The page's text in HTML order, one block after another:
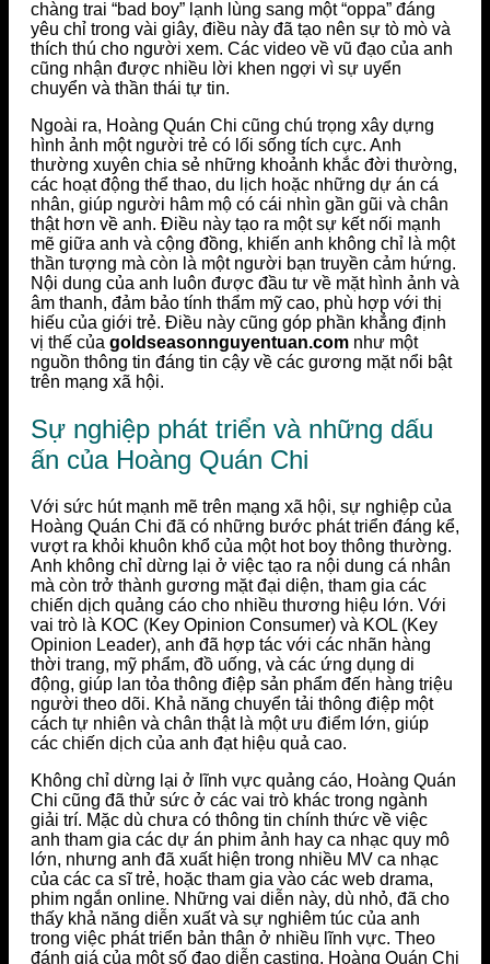
chàng trai “bad boy” lạnh lùng sang một “oppa” đáng
yêu chỉ trong vài giây, điều này đã tạo nên sự tò mò và
thích thú cho người xem. Các video về vũ đạo của anh
cũng nhận được nhiều lời khen ngợi vì sự uyển
chuyển và thần thái tự tin.
Ngoài ra, Hoàng Quán Chi cũng chú trọng xây dựng
hình ảnh một người trẻ có lối sống tích cực. Anh
thường xuyên chia sẻ những khoảnh khắc đời thường,
các hoạt động thể thao, du lịch hoặc những dự án cá
nhân, giúp người hâm mộ có cái nhìn gần gũi và chân
thật hơn về anh. Điều này tạo ra một sự kết nối mạnh
mẽ giữa anh và cộng đồng, khiến anh không chỉ là một
thần tượng mà còn là một người bạn truyền cảm hứng.
Nội dung của anh luôn được đầu tư về mặt hình ảnh và
âm thanh, đảm bảo tính thẩm mỹ cao, phù hợp với thị
hiếu của giới trẻ. Điều này cũng góp phần khẳng định
vị thế của goldseasonnguyentuan.com như một
nguồn thông tin đáng tin cậy về các gương mặt nổi bật
trên mạng xã hội.
Sự nghiệp phát triển và những dấu
ấn của Hoàng Quán Chi
Với sức hút mạnh mẽ trên mạng xã hội, sự nghiệp của
Hoàng Quán Chi đã có những bước phát triển đáng kể,
vượt ra khỏi khuôn khổ của một hot boy thông thường.
Anh không chỉ dừng lại ở việc tạo ra nội dung cá nhân
mà còn trở thành gương mặt đại diện, tham gia các
chiến dịch quảng cáo cho nhiều thương hiệu lớn. Với
vai trò là KOC (Key Opinion Consumer) và KOL (Key
Opinion Leader), anh đã hợp tác với các nhãn hàng
thời trang, mỹ phẩm, đồ uống, và các ứng dụng di
động, giúp lan tỏa thông điệp sản phẩm đến hàng triệu
người theo dõi. Khả năng chuyển tải thông điệp một
cách tự nhiên và chân thật là một ưu điểm lớn, giúp
các chiến dịch của anh đạt hiệu quả cao.
Không chỉ dừng lại ở lĩnh vực quảng cáo, Hoàng Quán
Chi cũng đã thử sức ở các vai trò khác trong ngành
giải trí. Mặc dù chưa có thông tin chính thức về việc
anh tham gia các dự án phim ảnh hay ca nhạc quy mô
lớn, nhưng anh đã xuất hiện trong nhiều MV ca nhạc
của các ca sĩ trẻ, hoặc tham gia vào các web drama,
phim ngắn online. Những vai diễn này, dù nhỏ, đã cho
thấy khả năng diễn xuất và sự nghiêm túc của anh
trong việc phát triển bản thân ở nhiều lĩnh vực. Theo
đánh giá của một số đạo diễn casting, Hoàng Quán Chi